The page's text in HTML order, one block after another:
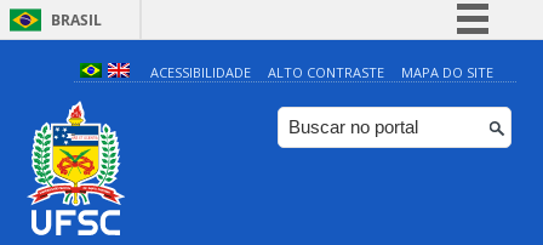
BRASIL
Simplifique!
Comunica BR
Participe
ACESSIBILIDADE ALTO CONTRASTE MAPA DO SITE